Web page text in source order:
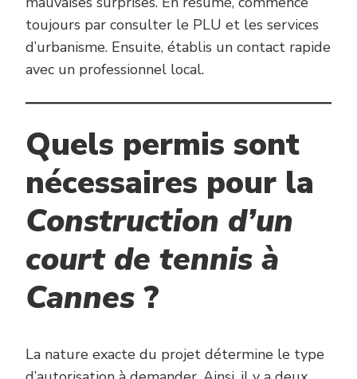
toujours par consulter le PLU et les services
d’urbanisme. Ensuite, établis un contact rapide
avec un professionnel local.
Quels permis sont
nécessaires pour la
Construction d’un
court de tennis à
Cannes ?
La nature exacte du projet détermine le type